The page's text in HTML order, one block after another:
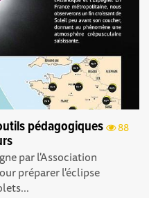
88
pédagogiques
par l'Association
préparer l'éclipse